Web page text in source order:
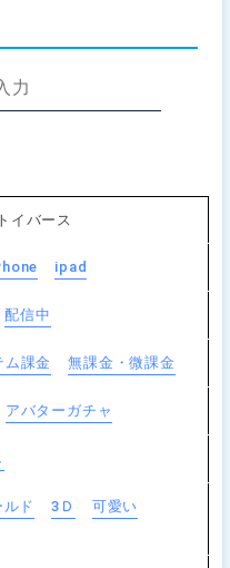
イバース
ipad
配信中
ム課金 無課金・微課金
アバターガチャ
ド 3Ｄ
可愛い